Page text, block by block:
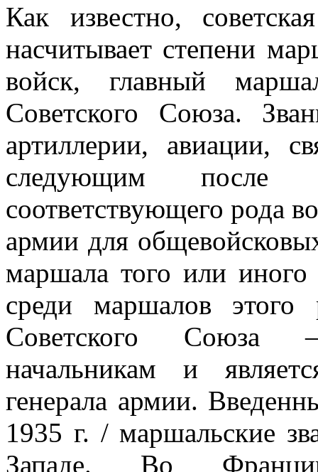
Как известно,
насчитывает сте­пени
войск, главный
Советского Союза.
артиллерии, авиа­ции,
следующим после
соответствующего рода
армии для
маршала того или иного
среди маршалов этого
Советского Союза
начальникам и
генерала армии.
1935 г. / маршальские
Западе. Во